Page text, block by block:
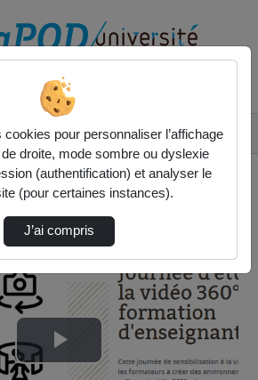
résumé en image.m4v
Lire
pour personnaliser l’affichage
droite, mode sombre ou dyslexie
(authentification) et analyser le
(pour certaines instances).
J’ai compris